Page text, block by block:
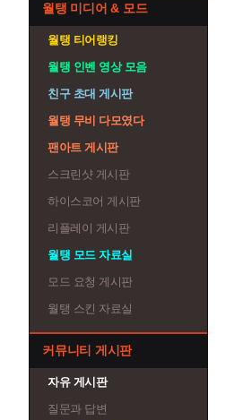
월탱 미디어 & 모드
월탱 티어랭킹
월탱 인벤 영상 모음
친구 초대 게시판
월탱 무비 다모였다
팬아트 게시판
스크린샷 게시판
하이스코어 게시판
리플레이 게시판
월탱 모드 자료실
모드 요청 게시판
월탱 스킨 자료실
커뮤니티 게시판
자유 게시판
질문과 답변